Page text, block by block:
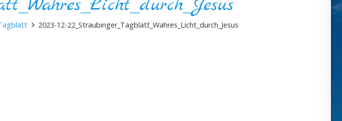
2023-12-22_Straubinger_Tagblatt_Wahres_Licht_durch_Jesus